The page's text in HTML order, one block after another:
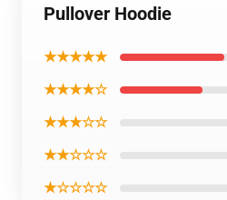
Pullover Hoodie
★★★★★
★★★★☆
★★★☆☆
★★☆☆☆
★☆☆☆☆